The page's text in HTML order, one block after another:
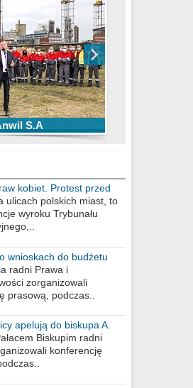
S.A
Włocławek
2020
w BCL
kobiet. Protest przed
PiS
ulicach polskich miast, to
wyroku Trybunału
wnioskach do budżetu
rok
radni Prawa i
zorganizowali
prasową, podczas..
apelują do biskupa A.
Biskupim radni
konferencję